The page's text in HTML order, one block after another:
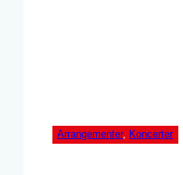
Arrangementer, Koncerter